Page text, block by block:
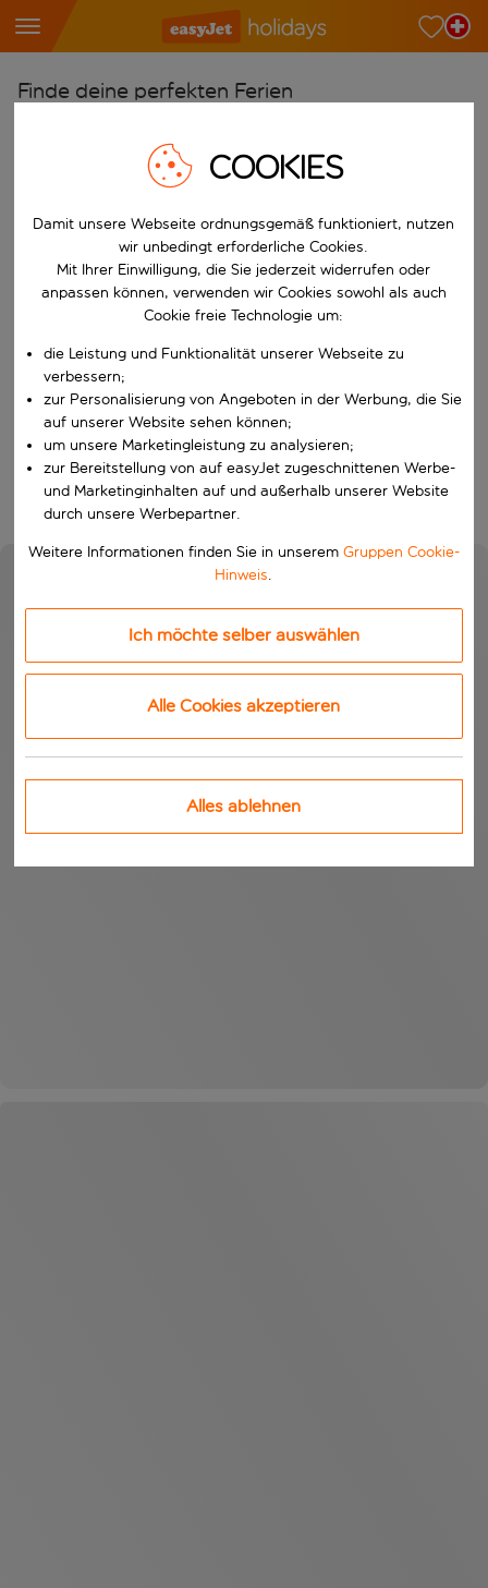
Finde deine perfekten Ferien
Wähle deine Flughäfen
Beginne mit der Eingabe für die automatische
Reiseziele finden
Nach
W&auml;hle ein Ab- und R&uuml;ckflugdatum aus.
Wähle deine Reisedaten
Wann
Wer
Suchen
COOKIES
Damit unsere Webseite ordnungsgemäß funktioniert, nutzen
wir unbedingt erforderliche Cookies.
Mit Ihrer Einwilligung, die Sie jederzeit widerrufen oder
anpassen können, verwenden wir Cookies sowohl als auch
Cookie freie Technologie um:
die Leistung und Funktionalität unserer Webseite zu
verbessern;
zur Personalisierung von Angeboten in der Werbung, die Sie
auf unserer Website sehen können;
um unsere Marketingleistung zu analysieren;
zur Bereitstellung von auf easyJet zugeschnittenen Werbe-
und Marketinginhalten auf und außerhalb unserer Website
durch unsere Werbepartner.
Weitere Informationen finden Sie in unserem Gruppen Cookie-
Hinweis.
Ich möchte selber auswählen
Alle Cookies akzeptieren
Alles ablehnen